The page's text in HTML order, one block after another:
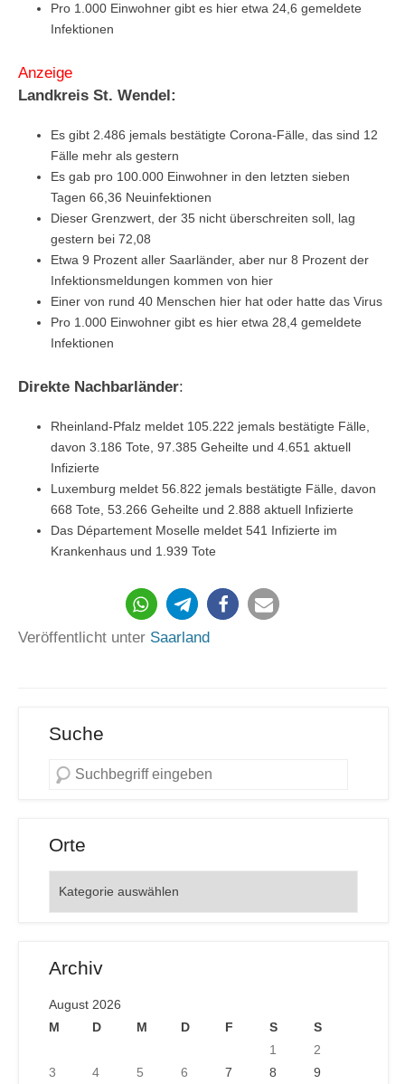
Pro 1.000 Einwohner gibt es hier etwa 24,6 gemeldete
Infektionen
Anzeige
Landkreis St. Wendel:
Es gibt 2.486 jemals bestätigte Corona-Fälle, das sind 12
Fälle mehr als gestern
Es gab pro 100.000 Einwohner in den letzten sieben
Tagen 66,36 Neuinfektionen
Dieser Grenzwert, der 35 nicht überschreiten soll, lag
gestern bei 72,08
Etwa 9 Prozent aller Saarländer, aber nur 8 Prozent der
Infektionsmeldungen kommen von hier
Einer von rund 40 Menschen hier hat oder hatte das Virus
Pro 1.000 Einwohner gibt es hier etwa 28,4 gemeldete
Infektionen
Direkte Nachbarländer:
Rheinland-Pfalz meldet 105.222 jemals bestätigte Fälle,
davon 3.186 Tote, 97.385 Geheilte und 4.651 aktuell
Infizierte
Luxemburg meldet 56.822 jemals bestätigte Fälle, davon
668 Tote, 53.266 Geheilte und 2.888 aktuell Infizierte
Das Département Moselle meldet 541 Infizierte im
Krankenhaus und 1.939 Tote
135
Veröffentlicht unter Saarland
Suche
Orte
Archiv
August 2026
M
D M D F S
S
1
2
3
4 5 6 7 8 9